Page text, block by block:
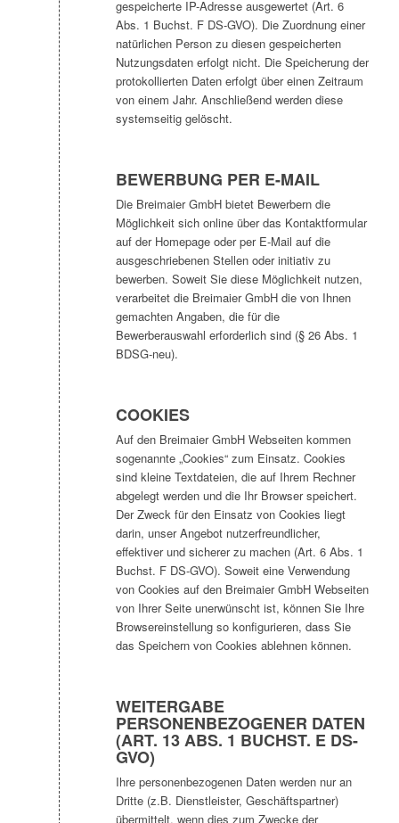
gespeicherte IP-Adresse ausgewertet (Art. 6
Abs. 1 Buchst. F DS-GVO). Die Zuordnung einer
natürlichen Person zu diesen gespeicherten
Nutzungsdaten erfolgt nicht. Die Speicherung der
protokollierten Daten erfolgt über einen Zeitraum
von einem Jahr. Anschließend werden diese
systemseitig gelöscht.
BEWERBUNG PER E-MAIL
Die Breimaier GmbH bietet Bewerbern die
Möglichkeit sich online über das Kontaktformular
auf der Homepage oder per E-Mail auf die
ausgeschriebenen Stellen oder initiativ zu
bewerben. Soweit Sie diese Möglichkeit nutzen,
verarbeitet die Breimaier GmbH die von Ihnen
gemachten Angaben, die für die
Bewerberauswahl erforderlich sind (§ 26 Abs. 1
BDSG-neu).
COOKIES
Auf den Breimaier GmbH Webseiten kommen
sogenannte „Cookies“ zum Einsatz. Cookies
sind kleine Textdateien, die auf Ihrem Rechner
abgelegt werden und die Ihr Browser speichert.
Der Zweck für den Einsatz von Cookies liegt
darin, unser Angebot nutzerfreundlicher,
effektiver und sicherer zu machen (Art. 6 Abs. 1
Buchst. F DS-GVO). Soweit eine Verwendung
von Cookies auf den Breimaier GmbH Webseiten
von Ihrer Seite unerwünscht ist, können Sie Ihre
Browsereinstellung so konfigurieren, dass Sie
das Speichern von Cookies ablehnen können.
WEITERGABE
PERSONENBEZOGENER DATEN
(ART. 13 ABS. 1 BUCHST. E DS-
GVO)
Ihre personenbezogenen Daten werden nur an
Dritte (z.B. Dienstleister, Geschäftspartner)
übermittelt, wenn dies zum Zwecke der